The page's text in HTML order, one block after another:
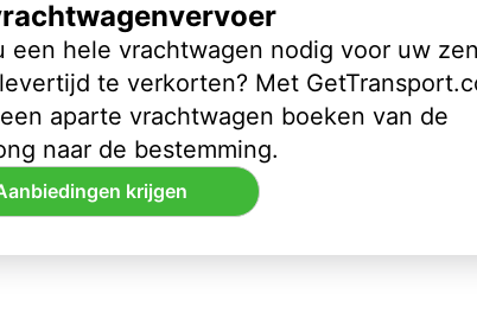
een hele vrachtwagen nodig voor uw
te verkorten? Met
aparte vrachtwagen boeken van de
naar de bestemming.
krijgen